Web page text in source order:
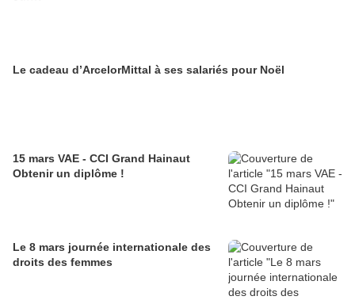
Le cadeau d’ArcelorMittal à ses salariés pour Noël
15 mars VAE - CCI Grand Hainaut
Obtenir un diplôme !
Le 8 mars journée internationale des
droits des femmes